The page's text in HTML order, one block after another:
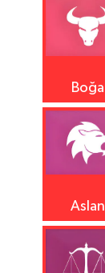
Boğa
Aslan